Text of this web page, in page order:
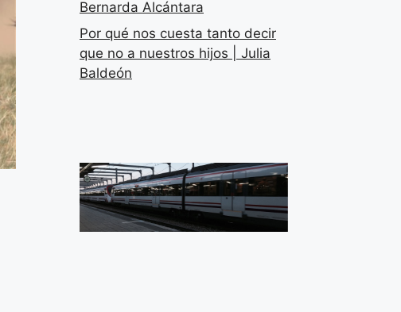
Bernarda Alcántara
Por qué nos cuesta tanto decir
que no a nuestros hijos | Julia
Baldeón